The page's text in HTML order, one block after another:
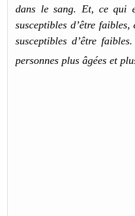
dans le sang. Et, ce qui
susceptibles d’être
susceptibles d’être
personnes plus âgées et